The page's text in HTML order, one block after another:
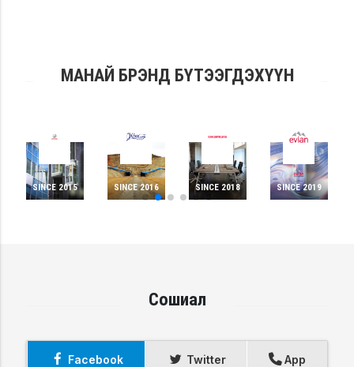
МАНАЙ БРЭНД БҮТЭЭГДЭХҮҮН
SINCE 2015 SINCE 2016 SINCE 2018 SINCE 2019
Сошиал
Facebook Twitter App